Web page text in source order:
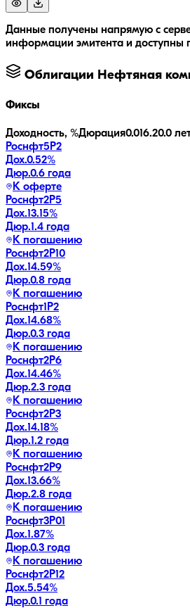
Данные получены напрямую с
информации эмитента и доступны
Облигации Нефтяная
Фиксы
Доходность, %Дюрация0.016.20.0
Роснфт5P2
Дох.0.52%
Дюр.0.6 года
К оферте
Роснфт2P5
Дох.13.15%
Дюр.1.4 года
К погашению
Роснфт2P10
Дох.14.59%
Дюр.0.8 года
К погашению
Роснфт1P2
Дох.14.68%
Дюр.0.3 года
К погашению
Роснфт2P6
Дох.14.46%
Дюр.2.3 года
К погашению
Роснфт2P3
Дох.14.18%
Дюр.1.2 года
К погашению
Роснфт2P9
Дох.13.66%
Дюр.2.8 года
К погашению
Роснфт3P01
Дох.1.87%
Дюр.0.3 года
К погашению
Роснфт2P12
Дох.5.54%
Дюр.0.1 года